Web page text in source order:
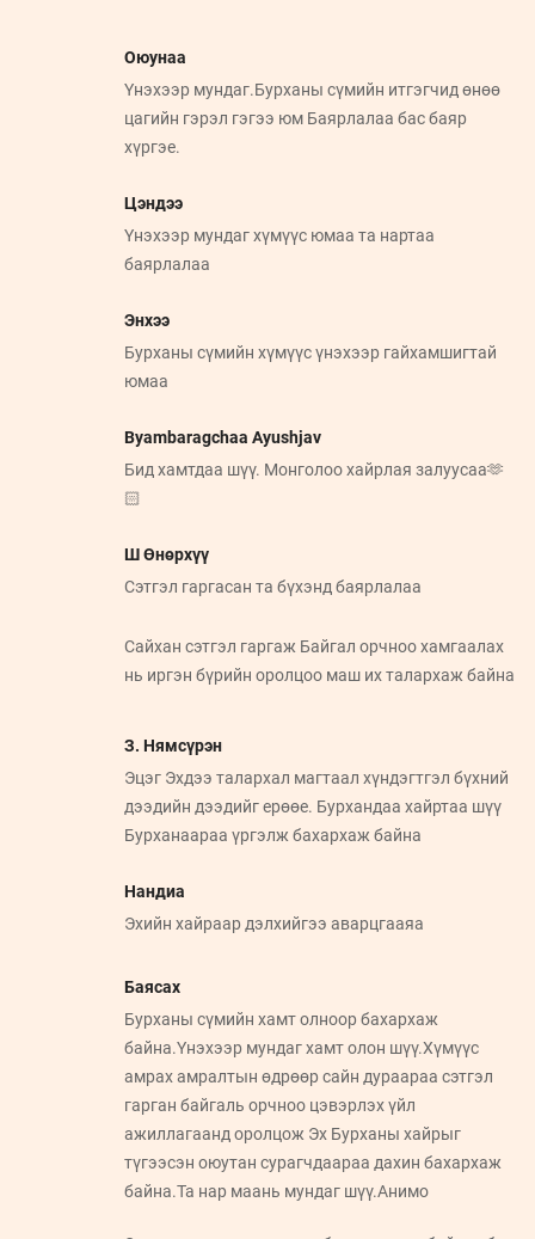
Оюунаа
Үнэхээр мундаг.Бурханы сүмийн итгэгчид өнөө
цагийн гэрэл гэгээ юм Баярлалаа бас баяр
хүргэе.
Цэндээ
Үнэхээр мундаг хүмүүс юмаа та нартаа
баярлалаа
Энхээ
Бурханы сүмийн хүмүүс үнэхээр гайхамшигтай
юмаа
Byambaragchaa Ayushjav
Бид хамтдаа шүү. Монголоо хайрлая залуусаа🫶
🏻
Ш Өнөрхүү
Сэтгэл гаргасан та бүхэнд баярлалаа
Сайхан сэтгэл гаргаж Байгал орчноо хамгаалах
нь иргэн бүрийн оролцоо маш их талархаж байна
З. Нямсүрэн
Эцэг Эхдээ талархал магтаал хүндэгтгэл бүхний
дээдийн дээдийг ерөөе. Бурхандаа хайртаа шүү
Бурханаараа үргэлж бахархаж байна
Нандиа
Эхийн хайраар дэлхийгээ аварцгааяа
Баясах
Бурханы сүмийн хамт олноор бахархаж
байна.Үнэхээр мундаг хамт олон шүү.Хүмүүс
амрах амралтын өдрөөр сайн дураараа сэтгэл
гарган байгаль орчноо цэвэрлэх үйл
ажиллагаанд оролцож Эх Бурханы хайрыг
түгээсэн оюутан сурагчдаараа дахин бахархаж
байна.Та нар маань мундаг шүү.Анимо